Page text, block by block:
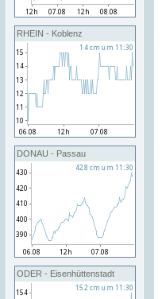
RHEIN - Koblenz
DONAU - Passau
ODER - Eisenhüttenstadt